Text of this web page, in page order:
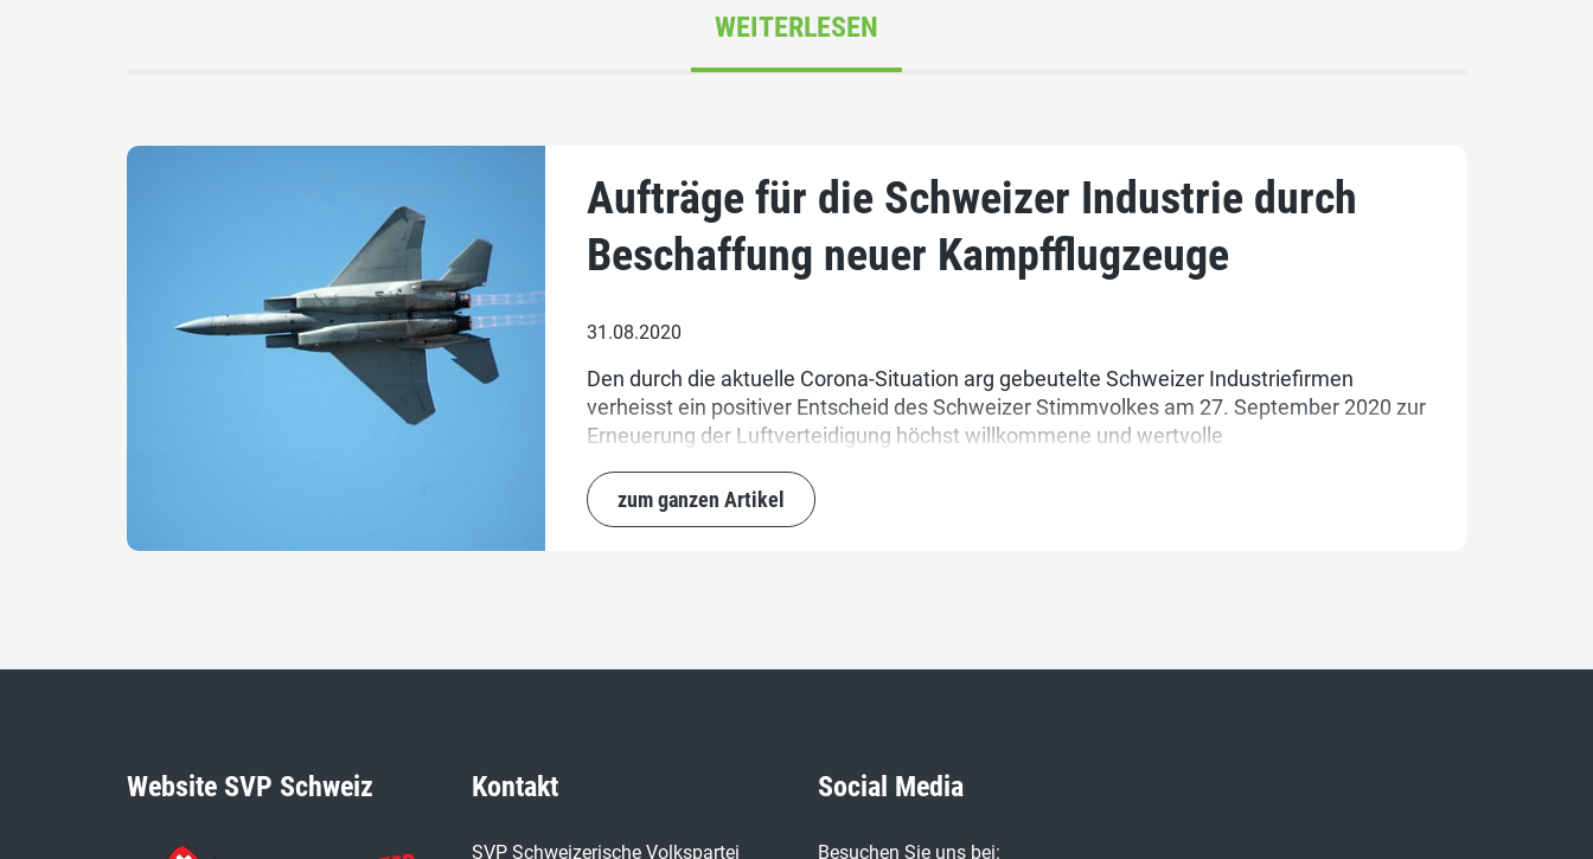
WEITERLESEN
Aufträge für die Schweizer Industrie durch
Beschaffung neuer Kampfflugzeuge
31.08.2020
Den durch die aktuelle Corona-Situation arg gebeutelte Schweizer Industriefirmen
verheisst ein positiver Entscheid des Schweizer Stimmvolkes am 27. September 2020 zur
Erneuerung der Luftverteidigung höchst willkommene und wertvolle
zum ganzen Artikel
Website SVP Schweiz Kontakt
SVP Schweizerische Volkspartei
Social Media
Besuchen Sie uns bei: